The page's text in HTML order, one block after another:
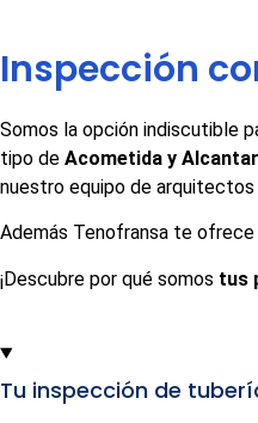
Inspección
Somos la opción indiscutible
tipo de Acometida y
nuestro equipo de
Además Tenofransa te
¡Descubre por qué somos tus
Tu inspección de